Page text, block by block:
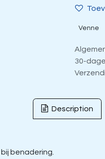
Venne
30-
Description
benadering.